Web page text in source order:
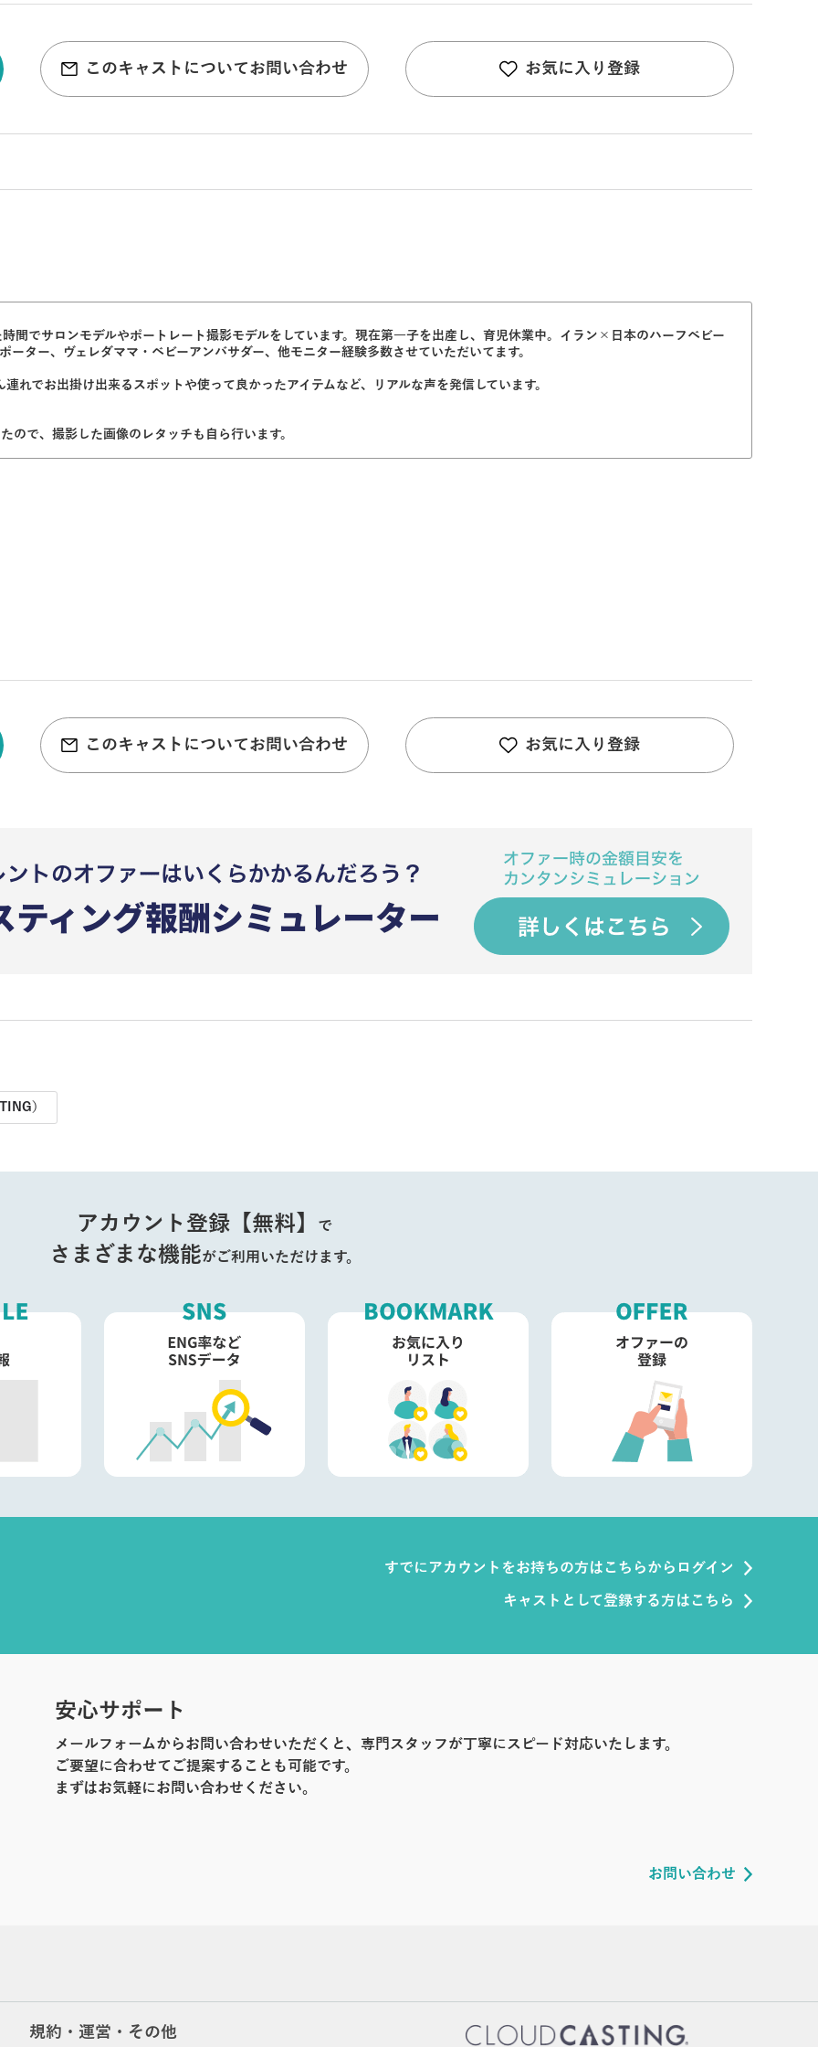
このキャストについてお問い合わせ お気に入り登録
間でサロンモデルやポートレート撮影モデルをしています。現在第一子を出産し、育児休業中。イラン×日本のハーフベビー
ター、ヴェレダママ・ベビーアンバサダー、他モニター経験多数させていただいてます。
でお出掛け出来るスポットや使って良かったアイテムなど、リアルな声を発信しています。
ので、撮影した画像のレタッチも自ら行います。
このキャストについてお問い合わせ お気に入り登録
）
アカウント登録【無料】 で
さまざまな機能がご利用いただけます。
すでにアカウントをお持ちの方はこちらからログイン
キャストとして登録する方はこちら
安心サポート
メールフォームからお問い合わせいただくと、専門スタッフが丁寧にスピード対応いたします。
ご要望に合わせてご提案することも可能です。
まずはお気軽にお問い合わせください。
お問い合わせ
規約・運営・その他